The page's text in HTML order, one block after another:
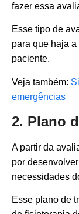
fazer essa
Esse tipo de
para que haja
paciente.
Veja também:
emergências
2. Plano
A partir da
por
necessidades
Esse plano de